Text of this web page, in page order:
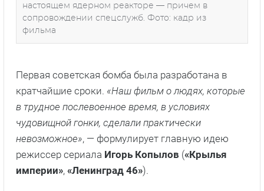
настоящем ядерном реакторе — причем в
сопровождении спецслужб. Фото: кадр из
фильма
Первая советская бомба была разработана в
кратчайшие сроки. «Наш фильм о людях, которые
в трудное послевоенное время, в условиях
чудовищной гонки, сделали практически
невозможное», — формулирует главную идею
режиссер сериала Игорь Копылов («Крылья
империи», «Ленинград 46»).